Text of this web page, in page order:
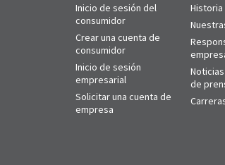
Inicio de sesión del
consumidor
Crear una cuenta de
consumidor
Inicio de sesión
empresarial
Solicitar una cuenta de
empresa
Historia
de